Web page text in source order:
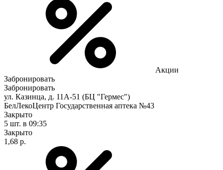
Акции
Забронировать
Забронировать
ул. Казинца, д. 11А-51 (БЦ "Гермес")
БелЛекоЦентр Государственная аптека №43
Закрыто
5 шт. в 09:35
Закрыто
1,68 р.